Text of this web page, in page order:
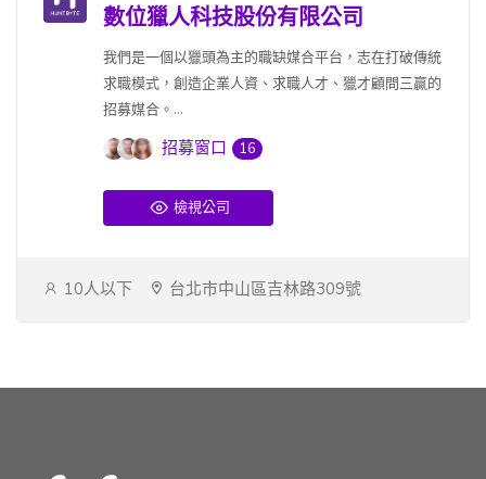
數位獵人科技股份有限公司
我們是一個以獵頭為主的職缺媒合平台，志在打破傳統
求職模式，創造企業人資、求職人才、獵才顧問三贏的
招募媒合。...
招募窗口 16
檢視公司
10人以下 台北市中山區吉林路309號